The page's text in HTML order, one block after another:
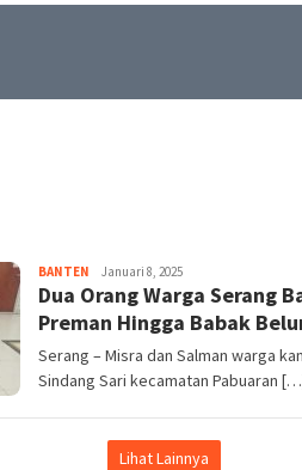
BANTEN Kejar
Info
Januari 8, 2025
Dua Orang Warga Serang
Preman Hingga Babak
Serang – Misra dan Salman warga
Sindang Sari kecamatan Pabuaran
Lihat Lainnya